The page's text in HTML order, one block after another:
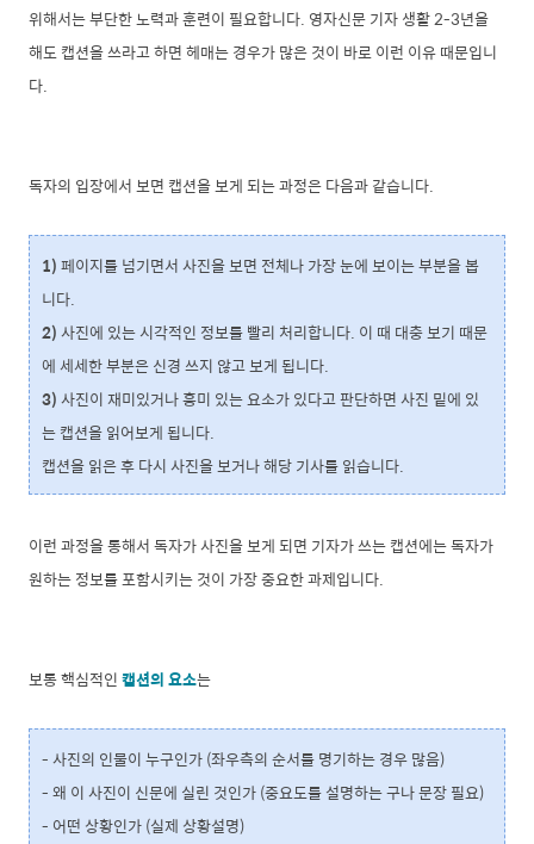
위해서는 부단한 노력과 훈련이 필요합니다. 영자신문 기자 생활 2-3년을
해도 캡션을 쓰라고 하면 헤매는 경우가 많은 것이 바로 이런 이유 때문입니
다.
독자의 입장에서 보면 캡션을 보게 되는 과정은 다음과 같습니다.
1)페이지를 넘기면서 사진을 보면 전체나 가장 눈에 보이는 부분을 봅
니다.
2)사진에 있는 시각적인 정보를 빨리 처리합니다. 이 때 대충 보기 때문
에 세세한 부분은 신경 쓰지 않고 보게 됩니다.
3)사진이 재미있거나 흥미 있는 요소가 있다고 판단하면 사진 밑에 있
는 캡션을 읽어보게 됩니다.
캡션을 읽은 후 다시 사진을 보거나 해당 기사를 읽습니다.
이런 과정을 통해서 독자가 사진을 보게 되면 기자가 쓰는 캡션에는 독자가
원하는 정보를 포함시키는 것이 가장 중요한 과제입니다.
보통 핵심적인캡션의 요소는
- 사진의 인물이 누구인가 (좌우측의 순서를 명기하는 경우 많음)
- 왜 이 사진이 신문에 실린 것인가 (중요도를 설명하는 구나 문장 필요)
- 어떤 상황인가 (실제 상황설명)